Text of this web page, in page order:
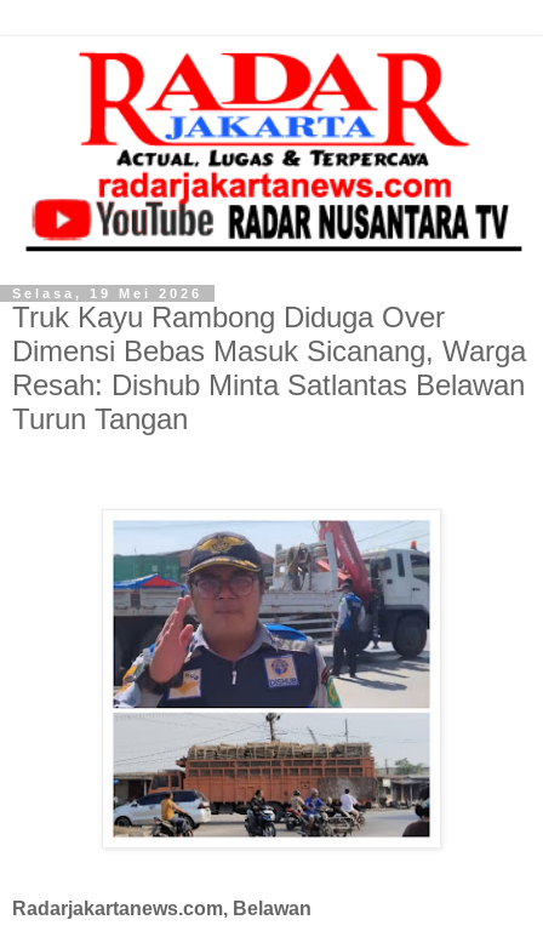
Selasa, 19 Mei 2026
Truk Kayu Rambong Diduga Over
Dimensi Bebas Masuk Sicanang, Warga
Resah: Dishub Minta Satlantas Belawan
Turun Tangan
Radarjakartanews.com, Belawan